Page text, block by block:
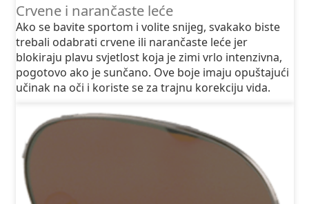
Crvene i narančaste leće
Ako se bavite sportom i volite snijeg, svakako biste
trebali odabrati crvene ili narančaste leće jer
blokiraju plavu svjetlost koja je zimi vrlo intenzivna,
pogotovo ako je sunčano. Ove boje imaju opuštajući
učinak na oči i koriste se za trajnu korekciju vida.